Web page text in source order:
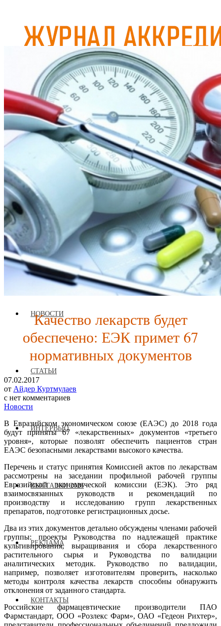
Журнал аккредитован при Евразийской Экономической
Комиссии
ГЛАВНАЯ
О ЖУРНАЛЕ
НОВОСТИ
СТАТЬИ
ИНТЕРВЬЮ
ВЫСТАВКИ 2026
РЕКЛАМА
КОНТАКТЫ
Качество лекарств будет
обеспечено: ЕЭК примет 67
нормативных документов
07.02.2017
от Айдер Куртмулаев
с нет комментариев
Новости
В Евразийском экономическом союзе (ЕАЭС) до 2018 года
будут приняты 67 «лекарственных» документов «третьего
уровня», которые позволят обеспечить пациентов стран
ЕАЭС безопасными лекарствами высокого качества.
Перечень и статус принятия Комиссией актов по лекарствам
рассмотрены на заседании профильной рабочей группы
Евразийской экономической комиссии (ЕЭК). Это ряд
взаимосвязанных руководств и рекомендаций по
производству и исследованию групп лекарственных
препаратов, подготовке регистрационных досье.
Два из этих документов детально обсуждены членами рабочей
группы: проекты Руководства по надлежащей практике
культивирования, выращивания и сбора лекарственного
растительного сырья и Руководства по валидации
аналитических методик. Руководство по валидации,
например, позволяет изготовителям проверить, насколько
методы контроля качества лекарств способны обнаружить
отклонения от заданного стандарта.
Российские фармацевтические производители ПАО
Фармстандарт, ООО «Розлекс Фарм», ОАО «Гедеон Рихтер»,